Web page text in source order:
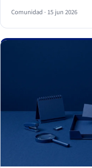
comunidad sostiene el
Comunidad · 15 jun 2026